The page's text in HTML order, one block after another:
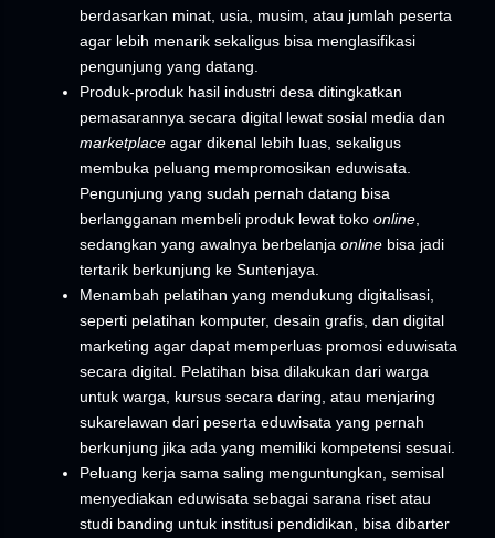
berdasarkan minat, usia, musim, atau jumlah peserta
agar lebih menarik sekaligus bisa menglasifikasi
pengunjung yang datang.
Produk-produk hasil industri desa ditingkatkan
pemasarannya secara digital lewat sosial media dan
marketplace agar dikenal lebih luas, sekaligus
membuka peluang mempromosikan eduwisata.
Pengunjung yang sudah pernah datang bisa
berlangganan membeli produk lewat toko online
sedangkan yang awalnya berbelanja online bisa jadi
tertarik berkunjung ke Suntenjaya.
Menambah pelatihan yang mendukung digitalisasi,
seperti pelatihan komputer, desain grafis, dan digital
marketing agar dapat memperluas promosi eduwisata
secara digital. Pelatihan bisa dilakukan dari warga
untuk warga, kursus secara daring, atau menjaring
sukarelawan dari peserta eduwisata yang pernah
berkunjung jika ada yang memiliki kompetensi sesuai.
Peluang kerja sama saling menguntungkan, semisal
menyediakan eduwisata sebagai sarana riset atau
studi banding untuk institusi pendidikan, bisa dibarter